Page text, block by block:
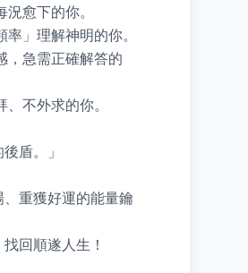
愈下的你。
」理解神明的你。
，急需正確解答的
不外求的你。
盾。」
重獲好運的能量鑰
回順遂人生！